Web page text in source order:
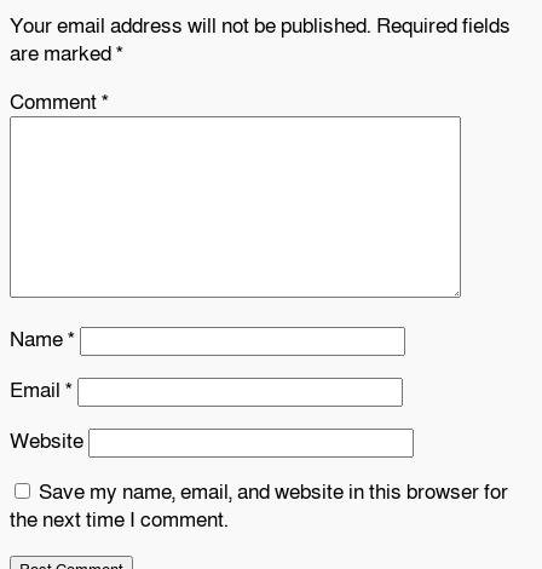
Your email address will not be published. Required fields
are marked*
Comment*
Name*
Email *
Website
Save my name, email, and website in this browser for
the next time I comment.